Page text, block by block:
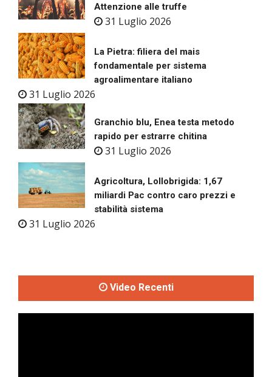
Attenzione alle truffe
31 Luglio 2026
La Pietra: filiera del mais
fondamentale per sistema
agroalimentare italiano
31 Luglio 2026
Granchio blu, Enea testa metodo
rapido per estrarre chitina
31 Luglio 2026
Agricoltura, Lollobrigida: 1,67
miliardi Pac contro caro prezzi e
stabilità sistema
31 Luglio 2026
Video Recenti